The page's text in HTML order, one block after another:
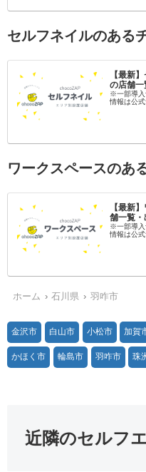
セルフネイルのある
【最新
の店舗一
※一部導入
情報は公式
ワークスペースのあ
【最新
舗一覧・
※一部導入
情報は公式
ホーム 石川県 羽咋市
金沢市 白山市 小松市 加賀
かほく市 輪島市 羽咋市 珠
近隣のセルフ